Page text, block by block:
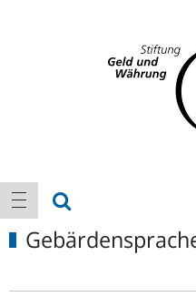
Hauptnavigation
Navigation anzeigen